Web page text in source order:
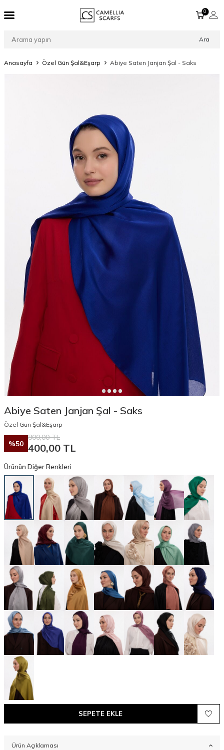
Ara
0
Anasayfa Özel Gün Şal&Eşarp Abiye Saten Janjan Şal - Saks
Abiye Saten Janjan Şal - Saks
Özel Gün Şal&Eşarp
%50
800,00TL
400,00 TL
Ürünün Diğer Renkleri
SEPETE EKLE
Ürün Açıklaması